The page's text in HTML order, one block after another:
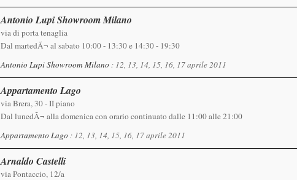
Antonio Lupi Showroom Milano
via di porta tenaglia
Dal martedÃ¬ al sabato 10:00 - 13:30 e 14:30 - 19:30
Antonio Lupi Showroom Milano: 12, 13, 14, 15, 16, 17 aprile 2011
Appartamento Lago
via Brera, 30 - II piano
Dal lunedÃ¬ alla domenica con orario continuato dalle 11:00 alle 21:00
Appartamento Lago: 12, 13, 14, 15, 16, 17 aprile 2011
Arnaldo Castelli
via Pontaccio, 12/a